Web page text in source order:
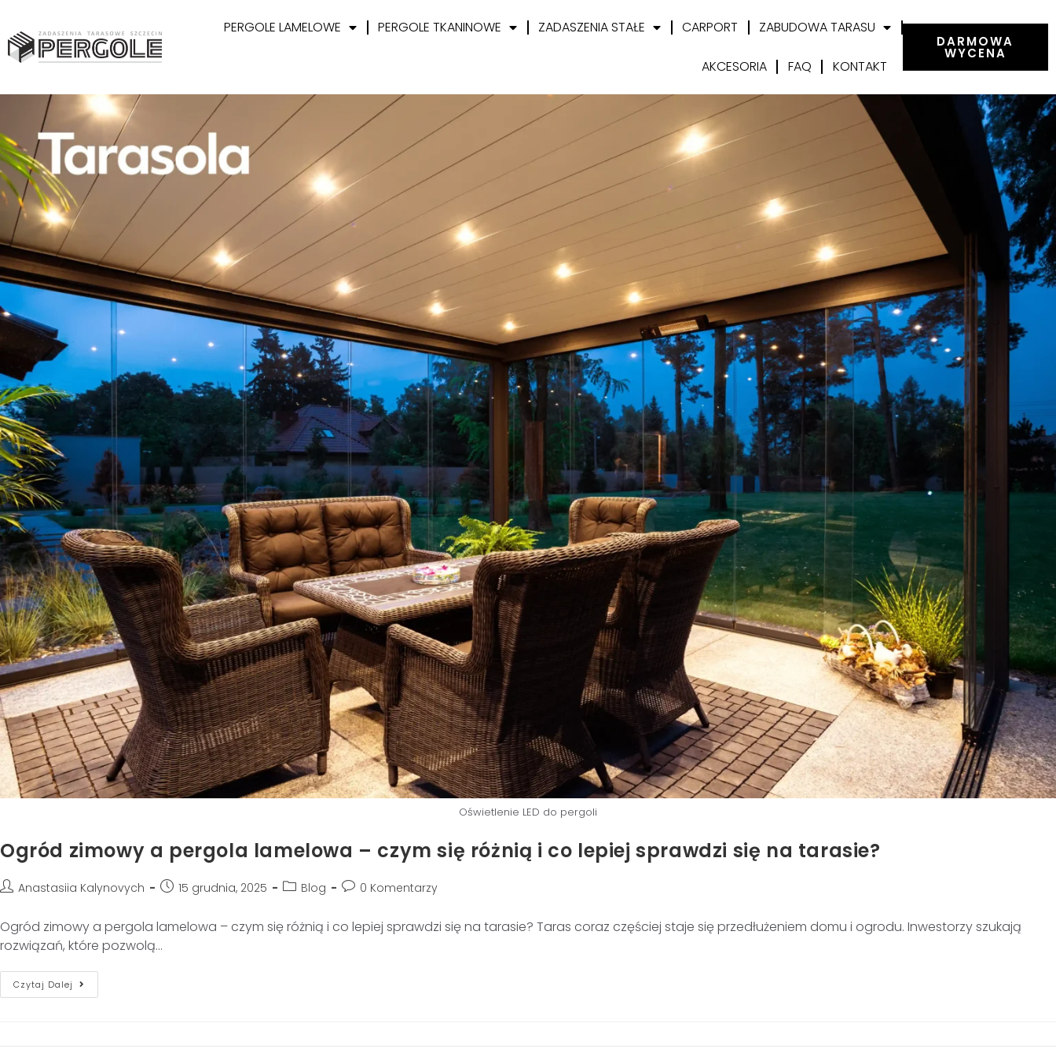
PERGOLE LAMELOWE PERGOLE TKANINOWE ZADASZENIA STAŁE CARPORT ZABUDOWA TARASU
AKCESORIA FAQ KONTAKT
DARMOWA
WYCENA
Oświetlenie LED do pergoli
Ogród zimowy a pergola lamelowa – czym się różnią i co lepiej sprawdzi się na tarasie?
Anastasiia Kalynovych 15 grudnia, 2025 Blog 0 Komentarzy
Ogród zimowy a pergola lamelowa – czym się różnią i co lepiej sprawdzi się na tarasie? Taras coraz częściej staje się przedłużeniem domu i ogrodu. Inwestorzy szukają
rozwiązań, które pozwolą…
Czytaj Dalej